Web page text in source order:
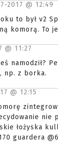
2017 @ 12:49
to był v2
komorą. To
@ 11:27
namodził?
np. z borka.
@ 12:15
nie
łożyska
guardera